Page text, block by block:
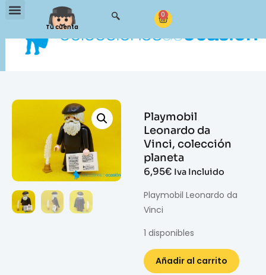
Tu cuenta
0
Playmobil
Leonardo da
Vinci, colección
planeta
6,95€ Iva Incluido
Playmobil Leonardo da
Vinci
1 disponibles
Añadir al carrito